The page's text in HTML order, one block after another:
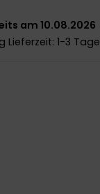
am 10.08.2026
Lieferzeit: 1-3 Tage